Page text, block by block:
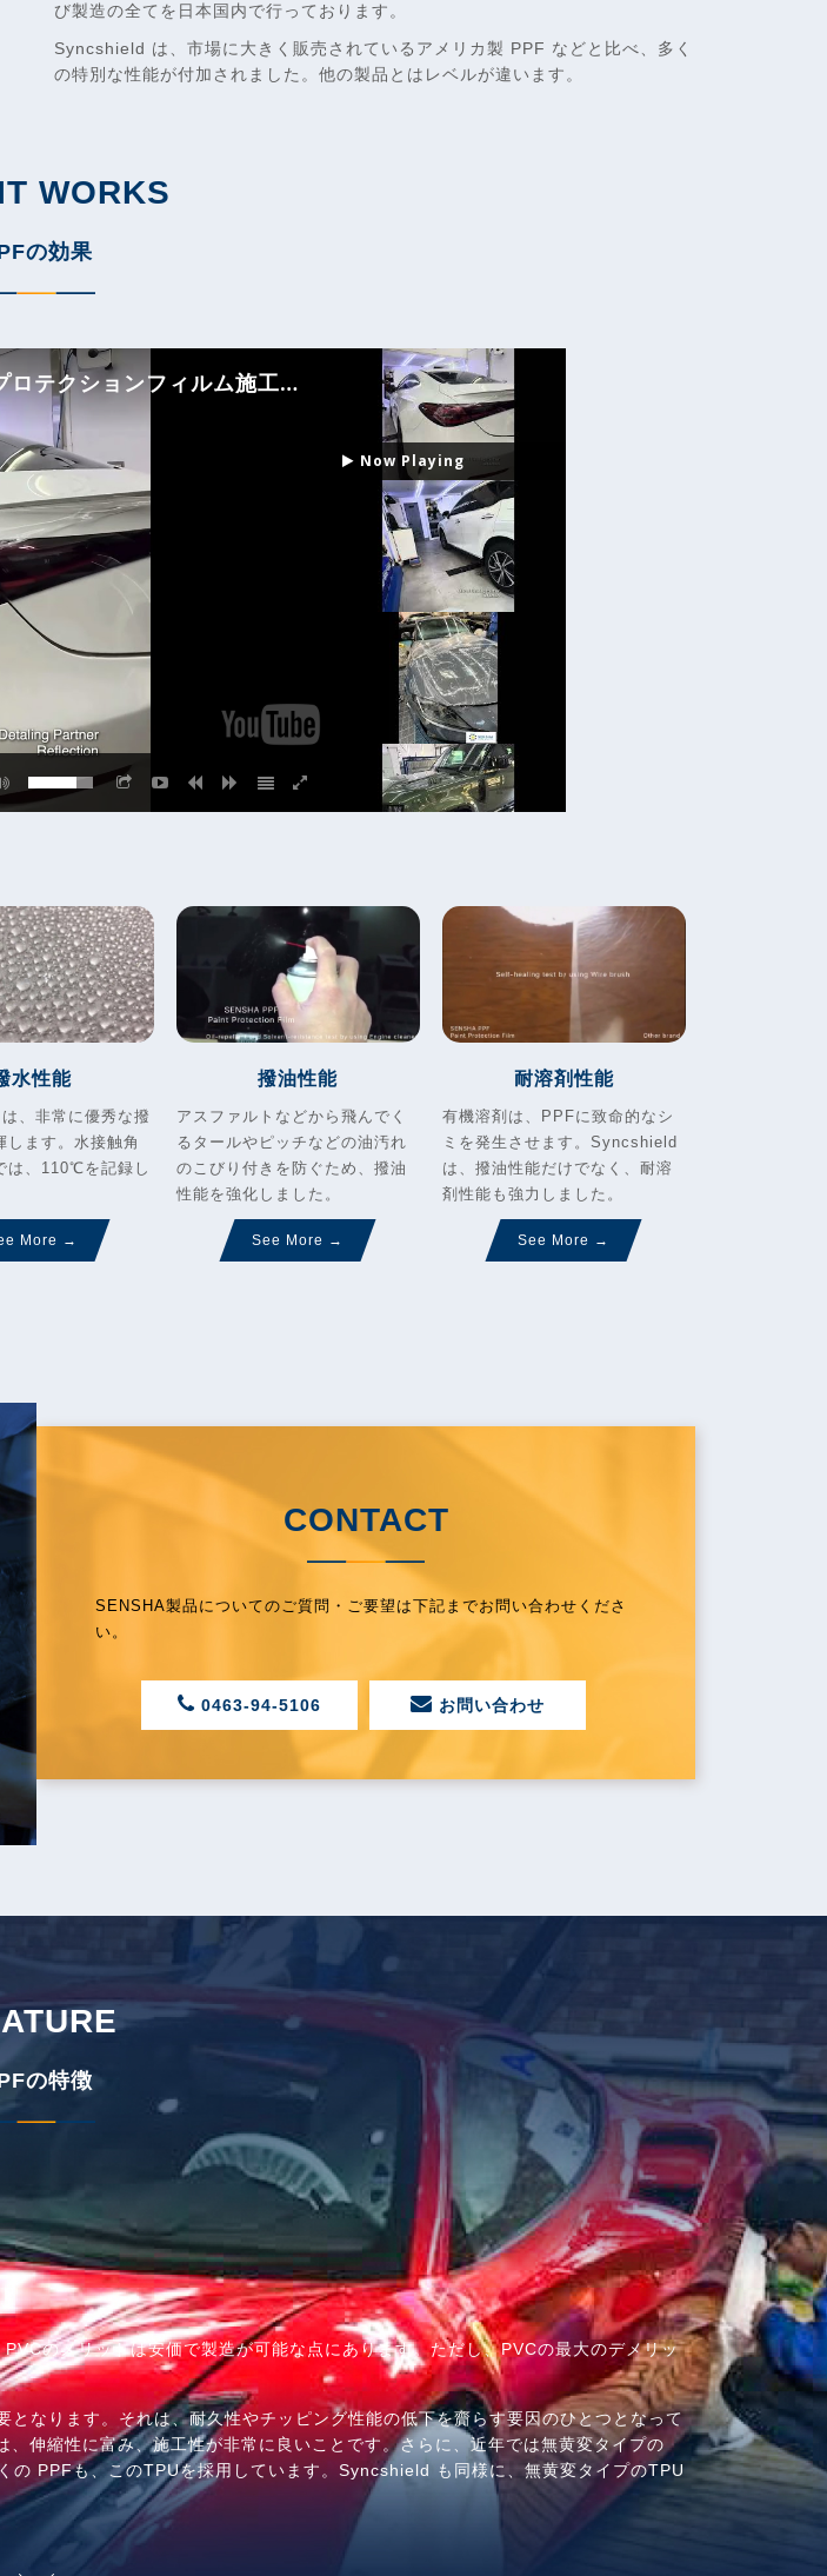
び製造の全てを日本国内で行っております。
Syncshield は、市場に大きく販売されているアメリカ製 PPF などと比べ、多く
の特別な性能が付加されました。他の製品とはレベルが違います。
WORKS
の効果
施工｜世界基準の保護性能｜洗車の王国
Now Playing
水性能
、非常に優秀な撥
します。水接触角
は、110℃を記録し
More →
撥油性能
アスファルトなどから飛んでく
るタールやピッチなどの油汚れ
のこびり付きを防ぐため、撥油
性能を強化しました。
See More →
耐溶剤性能
有機溶剤は、PPFに致命的なシ
ミを発生させます。Syncshield
は、撥油性能だけでなく、耐溶
剤性能も強力しました。
See More →
CONTACT
SENSHA製品についてのご質問・ご要望は下記までお問い合わせくださ
い。
0463-94-5106 お問い合わせ
の特徴
のメリットは安価で製造が可能な点にあります。ただし、PVCの最大のデメリッ
なります。それは、耐久性やチッピング性能の低下を齎らす要因のひとつとなって
伸縮性に富み、施工性が非常に良いことです。さらに、近年では無黄変タイプの
の PPFも、このTPUを採用しています。Syncshield も同様に、無黄変タイプのTPU